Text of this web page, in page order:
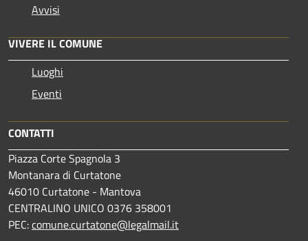
Avvisi
VIVERE IL COMUNE
Luoghi
Eventi
CONTATTI
Piazza Corte Spagnola 3
Montanara di Curtatone
46010 Curtatone - Mantova
CENTRALINO UNICO 0376 358001
PEC:comune.curtatone@legalmail.it